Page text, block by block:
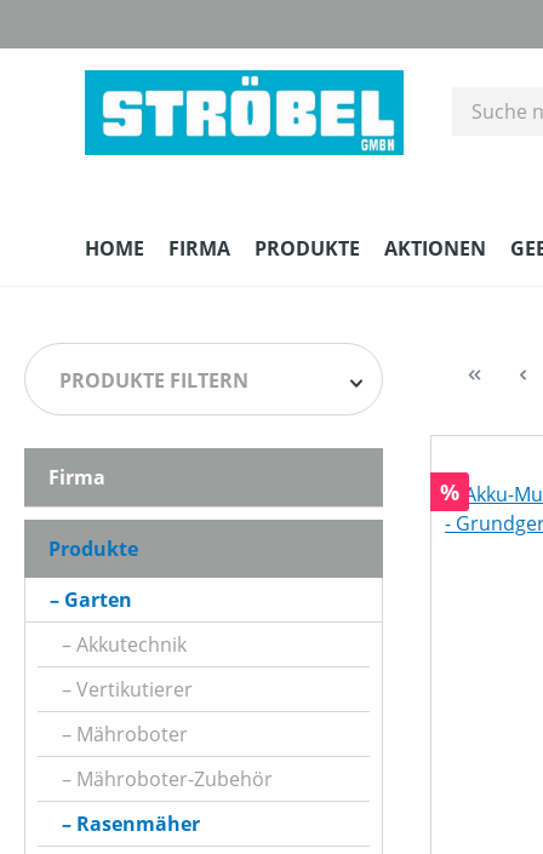
HOME FIRMA PRODUKTE AKTIONEN
PRODUKTE FILTERN
HERSTELLER
ARBEITSBREITE (IN CM)
ARBEITSHÖHE MIN-MAX (IN CM)
ARBEITSSTUFENANZAHL
Firma
Produkte
Garten
Akkutechnik
Vertikutierer
Mähroboter
Mähroboter-Zubehör
Rasenmäher
Rabatt
%